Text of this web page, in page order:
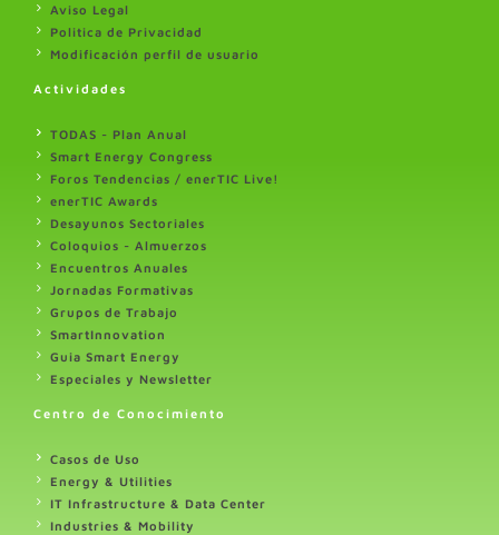
Aviso Legal
Politica de Privacidad
Modificación perfil de usuario
Actividades
TODAS - Plan Anual
Smart Energy Congress
Foros Tendencias / enerTIC Live!
enerTIC Awards
Desayunos Sectoriales
Coloquios - Almuerzos
Encuentros Anuales
Jornadas Formativas
Grupos de Trabajo
SmartInnovation
Guia Smart Energy
Especiales y Newsletter
Centro de Conocimiento
Casos de Uso
Energy & Utilities
IT Infrastructure & Data Center
Industries & Mobility